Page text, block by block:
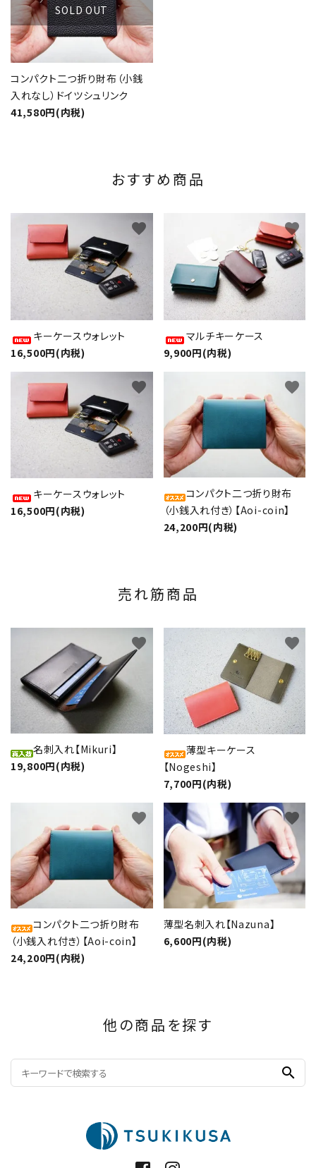
SOLD OUT
コンパクト二つ折り財布（小銭
入れなし）ドイツシュリンク
41,580円(内税)
おすすめ商品
キーケースウォレット
16,500円(内税)
favorite
マルチキーケース
9,900円(内税)
favorite
キーケースウォレット
16,500円(内税)
favorite
コンパクト二つ折り財布
（小銭入れ付き）【Aoi-coin】
24,200円(内税)
favorite
売れ筋商品
名刺入れ【Mikuri】
19,800円(内税)
favorite
薄型キーケース
【Nogeshi】
7,700円(内税)
favorite
コンパクト二つ折り財布
（小銭入れ付き）【Aoi-coin】
24,200円(内税)
favorite
薄型名刺入れ【Nazuna】
6,600円(内税)
favorite
他の商品を探す
search